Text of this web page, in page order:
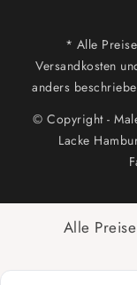
* Alle
Versandkosten
anders
© Copyright -
Lacke
Alle